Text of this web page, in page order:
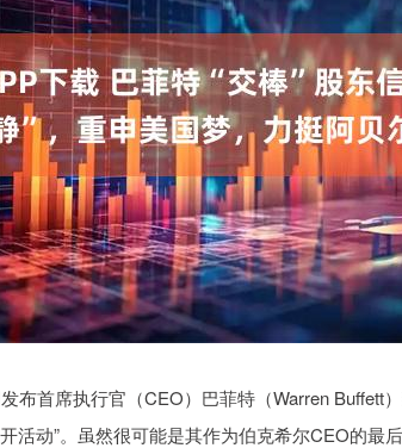
布首席执行官（CEO）巴菲特（Warren Buffett
活动”。虽然很可能是其作为伯克希尔CEO的最